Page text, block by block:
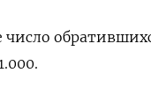
число